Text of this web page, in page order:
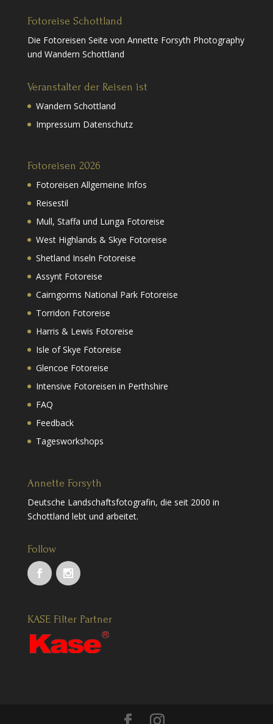
Fotoreise Schottland
Die Fotoreisen Seite von Annette Forsyth Photography
und Wandern Schottland
Veranstalter der Reisen ist
Wandern Schottland
Impressum Datenschutz
Fotoreisen 2026
Fotoreisen Allgemeine Infos
Reisestil
Mull, Staffa und Lunga Fotoreise
West Highlands & Skye Fotoreise
Shetland Inseln Fotoreise
Assynt Fotoreise
Cairngorms National Park Fotoreise
Torridon Fotoreise
Harris & Lewis Fotoreise
Isle of Skye Fotoreise
Glencoe Fotoreise
Intensive Fotoreisen in Perthshire
FAQ
Feedback
Tagesworkshops
Annette Forsyth
Deutsche Landschaftsfotografin, die seit 2000 in
Schottland lebt und arbeitet.
Follow
KASE Filter Partner